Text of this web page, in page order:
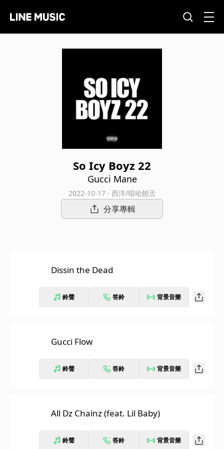
So Icy Boyz 22
Gucci Mane
2022-10-17 · 西洋/嘻哈饒舌
分享專輯
Dissin the Dead
鈴聲 答鈴 背景音樂
Gucci Flow
鈴聲 答鈴 背景音樂
All Dz Chainz (feat. Lil Baby)
鈴聲 答鈴 背景音樂